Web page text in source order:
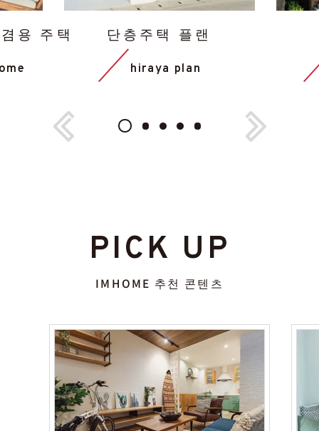
용 주택 단층주택 플랜
hiraya plan
PICK UP
IMHOME 추천 콘텐츠